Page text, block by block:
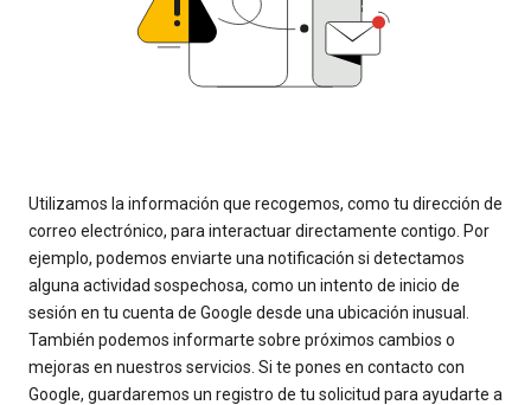
Utilizamos la información que recogemos, como tu dirección de
correo electrónico, para interactuar directamente contigo. Por
ejemplo, podemos enviarte una notificación si detectamos
alguna actividad sospechosa, como un intento de inicio de
sesión en tu cuenta de Google desde una ubicación inusual.
También podemos informarte sobre próximos cambios o
mejoras en nuestros servicios. Si te pones en contacto con
Google, guardaremos un registro de tu solicitud para ayudarte a